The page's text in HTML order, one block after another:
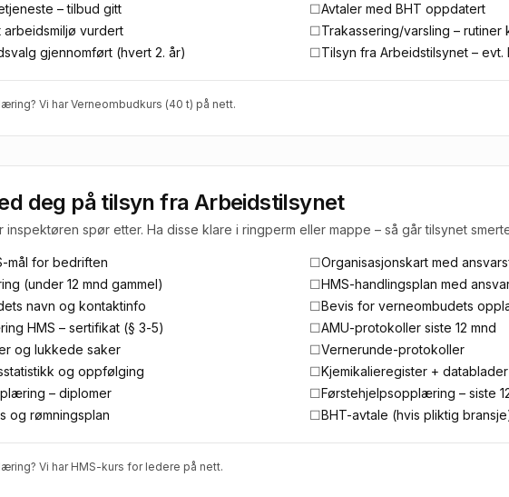
– tilbud gitt ☐Avtaler med BHT oppdatert
arbeidsmiljø vurdert ☐Trakassering/varsling – rutiner
gjennomført (hvert 2. år) ☐Tilsyn fra Arbeidstilsynet –
Vi harVerneombudkurs (40 t) på nett.
deg på tilsyn fra Arbeidstilsynet
inspektøren spør etter. Ha disse klare i ringperm eller mappe – så går tilsynet
mål for bedriften ☐Organisasjonskart med
(under 12 mnd gammel) ☐HMS-handlingsplan med
navn og kontaktinfo ☐Bevis for verneombudets
HMS – sertifikat (§ 3-5) ☐AMU-protokoller siste 12 mnd
og lukkede saker ☐Vernerunde-protokoller
og oppfølging ☐Kjemikalieregister + datablader
– diplomer ☐Førstehjelpsopplæring – siste
og rømningsplan ☐BHT-avtale (hvis pliktig
Vi har HMS-kurs for ledere på nett.